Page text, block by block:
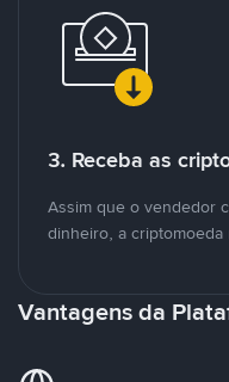
3. Receba as
Assim que o vendedor
dinheiro, a criptomoeda
Vantagens da